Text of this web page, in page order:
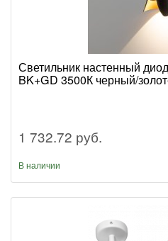
Светильник настенный
BK+GD 3500К черный/
1 732.72 руб.
В наличии